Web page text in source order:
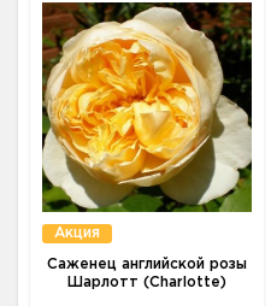
Акция
Саженец английской розы
Шарлотт (Charlotte)